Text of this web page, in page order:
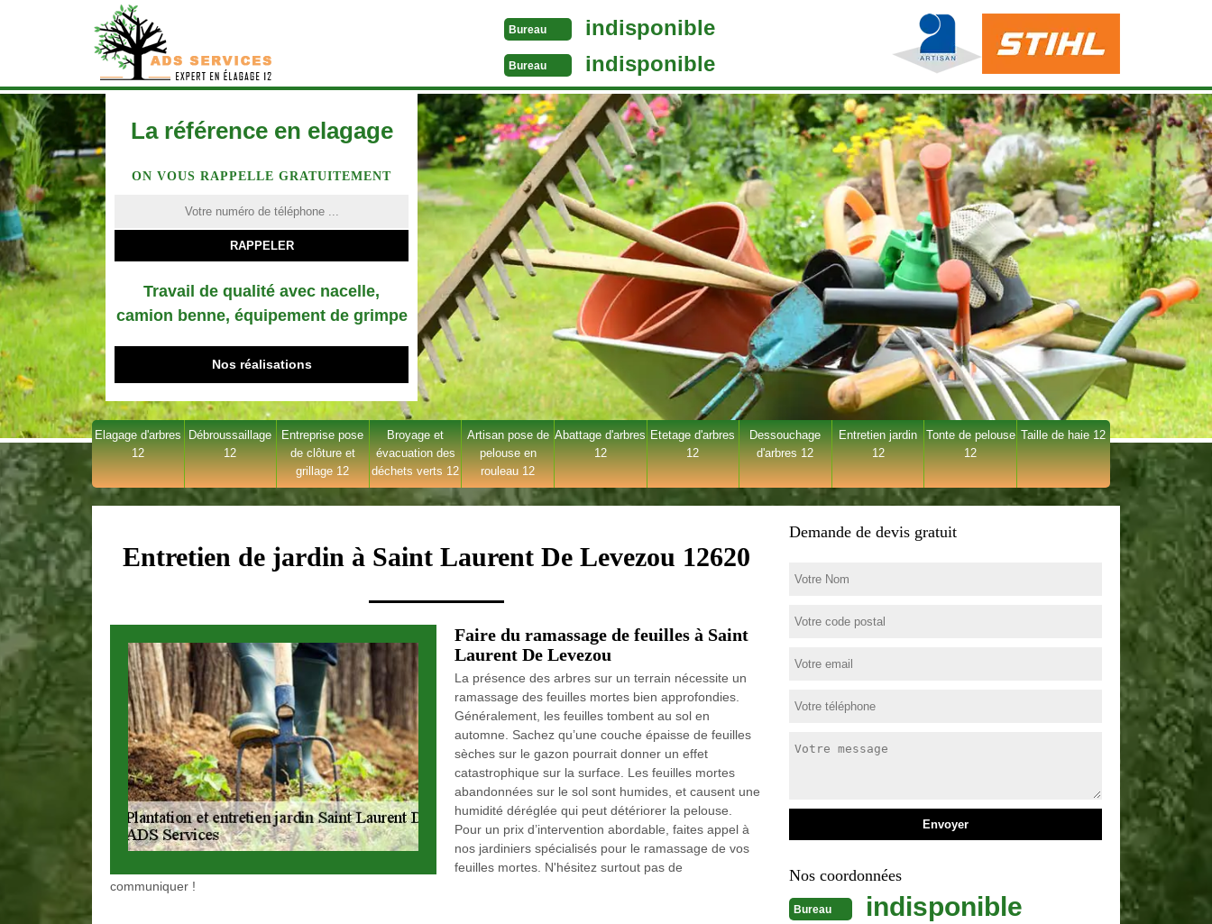
Bureau indisponible
Bureau indisponible
La référence en elagage
ON VOUS RAPPELLE GRATUITEMENT
Travail de qualité avec nacelle,
camion benne, équipement de grimpe
Nos réalisations
Elagage d'arbres
12
Débroussaillage
12
Entreprise pose
de clôture et
grillage 12
Broyage et
évacuation des
déchets verts 12
Artisan pose de
pelouse en
rouleau 12
Abattage d'arbres
12
Etetage d'arbres
12
Dessouchage
d'arbres 12
Entretien jardin
12
Tonte de pelouse
12
Taille de haie 12
Entretien de jardin à Saint Laurent De Levezou 12620
Faire du ramassage de feuilles à Saint
Laurent De Levezou
La présence des arbres sur un terrain nécessite un
ramassage des feuilles mortes bien approfondies.
Généralement, les feuilles tombent au sol en
automne. Sachez qu’une couche épaisse de feuilles
sèches sur le gazon pourrait donner un effet
catastrophique sur la surface. Les feuilles mortes
abandonnées sur le sol sont humides, et causent une
humidité déréglée qui peut détériorer la pelouse.
Pour un prix d’intervention abordable, faites appel à
nos jardiniers spécialisés pour le ramassage de vos
feuilles mortes. N'hésitez surtout pas de
communiquer !
Demande de devis gratuit
Nos coordonnées
Bureau indisponible